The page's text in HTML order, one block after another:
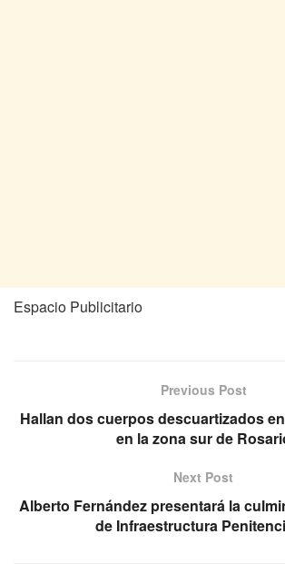
Espacio Publicitario
Previous Post
Hallan dos cuerpos descuartizados
en la zona sur de
Next Post
Alberto Fernández presentará la
de Infraestructura